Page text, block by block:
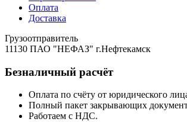
Оплата
Доставка
Грузоотправитель
11130 ПАО "НЕФАЗ" г.Нефтекамск
Безналичный расчёт
Оплата по счёту от юридического
Полный пакет закрывающих
Работаем с НДС.